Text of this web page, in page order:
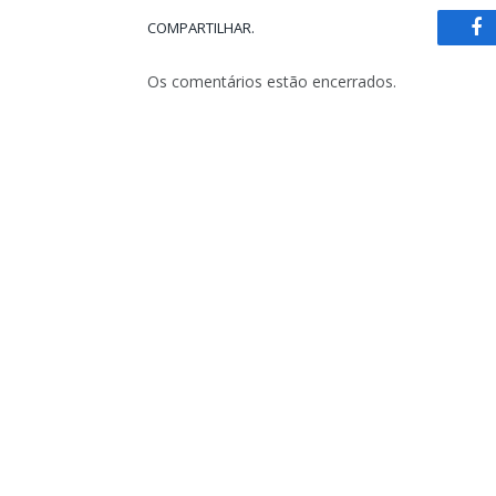
COMPARTILHAR.
Os comentários estão encerrados.